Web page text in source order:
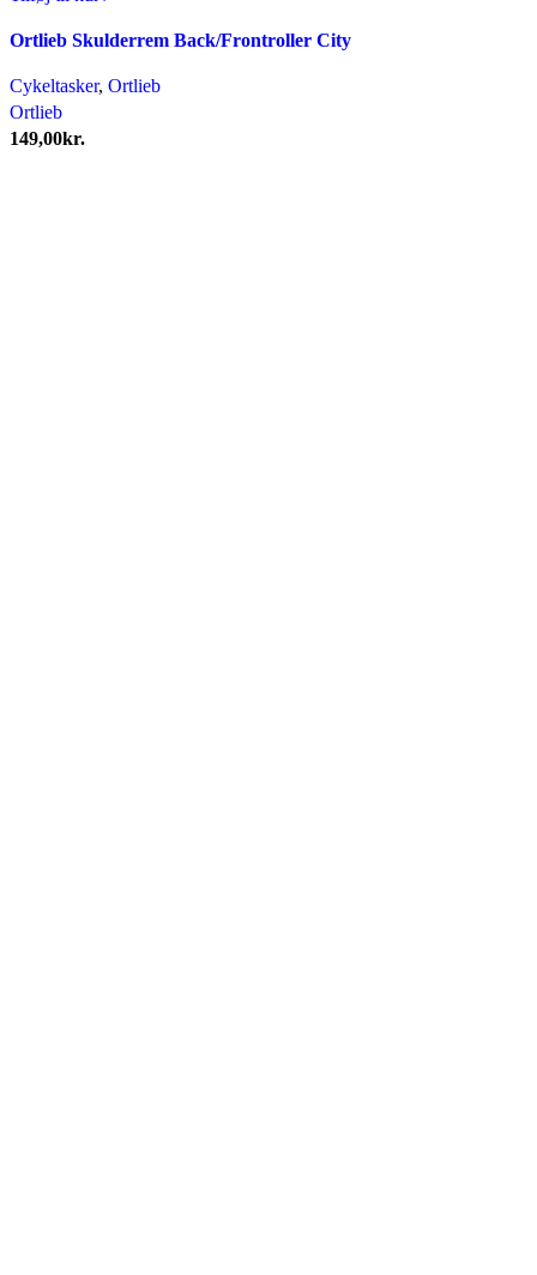
Ortlieb Skulderrem Back/Frontroller City
Cykeltasker, Ortlieb
Ortlieb
149,00kr.